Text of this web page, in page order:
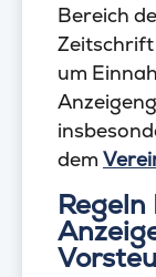
Bereich
um
dem